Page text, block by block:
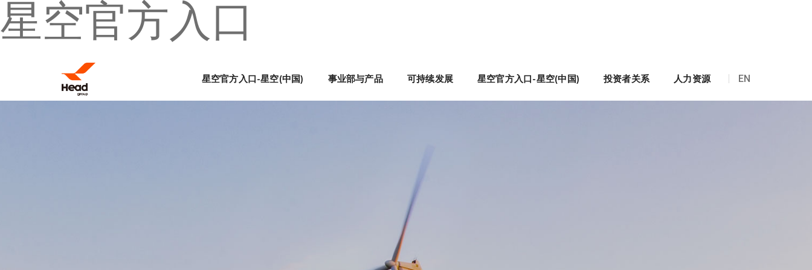
星空官方入口
星空官方入口-星空(中国) 事业部与产品 可持续发展 星空官方入口-星空(中国) 投资者关系 人力资源 EN